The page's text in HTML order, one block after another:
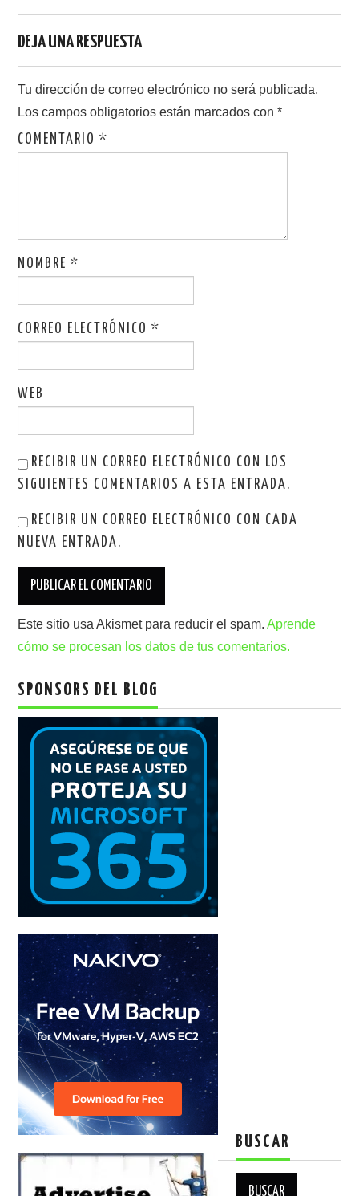
DEJA UNA RESPUESTA
Tu dirección de correo electrónico no será publicada.
Los campos obligatorios están marcados con*
COMENTARIO*
NOMBRE*
CORREO ELECTRÓNICO*
WEB
RECIBIR UN CORREO ELECTRÓNICO CON LOS
SIGUIENTES COMENTARIOS A ESTA ENTRADA.
RECIBIR UN CORREO ELECTRÓNICO CON CADA
NUEVA ENTRADA.
Este sitio usa Akismet para reducir el spam.Aprende
cómo se procesan los datos de tus comentarios.
SPONSORS DEL BLOG
BUSCAR